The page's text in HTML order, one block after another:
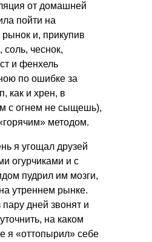
от домашней
пойти на
и, прикупив
соль, чеснок,
и фенхель
по ошибке за
как и хрен, в
с огнем не сыщешь),
методом.
я угощал друзей
огурчиками и с
пудрил им мозги,
утреннем рынке.
пару дней звонят и
на каком
я «оттопырил» себе